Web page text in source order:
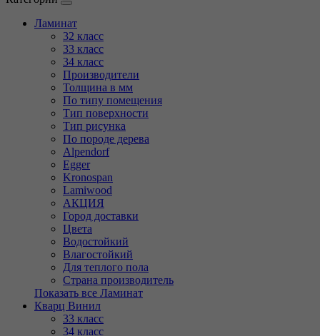
Ламинат
32 класс
33 класс
34 класс
Производители
Толщина в мм
По типу помещения
Тип поверхности
Тип рисунка
По породе дерева
Alpendorf
Egger
Kronospan
Lamiwood
АКЦИЯ
Город доставки
Цвета
Водостойкий
Влагостойкий
Для теплого пола
Страна производитель
Показать все Ламинат
Кварц Винил
33 класс
34 класс